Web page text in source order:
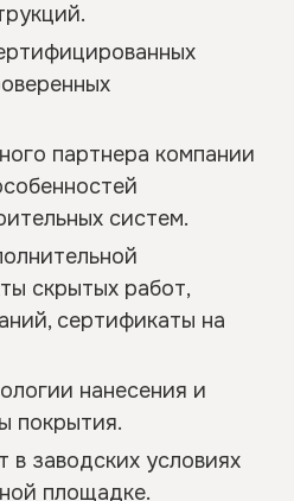
партнера компании
систем.
скрытых работ,
сертификаты на
нанесения и
покрытия.
в заводских условиях
площадке.